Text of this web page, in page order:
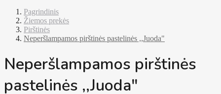
Pagrindinis
Žiemos prekės
Pirštinės
Neperšlampamos pirštinės pastelinės ,,Juoda"
Neperšlampamos pirštinės
pastelinės ,,Juoda"